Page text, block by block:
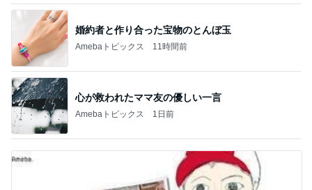
婚約者と作り合った宝物のとんぼ玉
Amebaトピックス 11時間前
心が救われたママ友の優しい一言
Amebaトピックス 1日前